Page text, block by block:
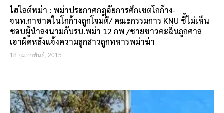
ไฮไลต์พม่า : พม่าประกาศกฎอัยการศึกเขตโกก้าง-
จนท.กาชาดในโกก้างถูกโจมตี/ คณะกรรมการ KNU ชี้ไม่เห็น
ชอบผู้นำลงนามกับรบ.พม่า 12 กพ /ชายชาวคะฉิ่นถูกศาล
เอาผิดหลังแจ้งความลูกสาวถูกทหารพม่าฆ่า
18 กุมภาพันธ์, 2015